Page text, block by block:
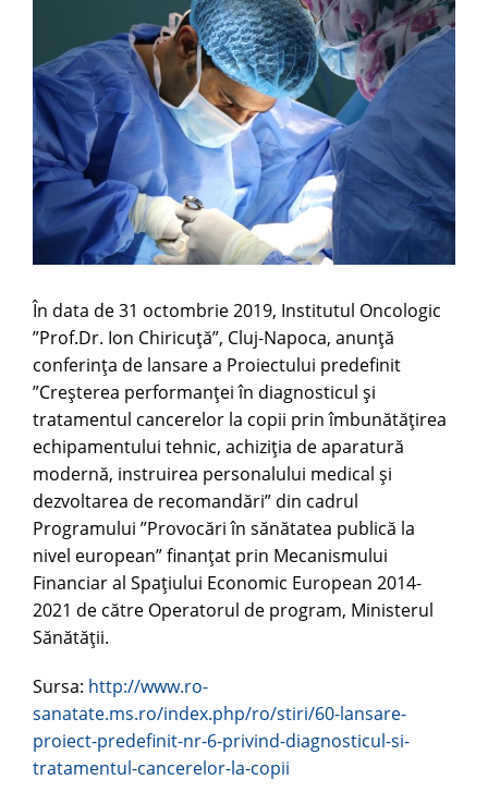
Image
În data de 31 octombrie 2019, Institutul Oncologic
”Prof.Dr. Ion Chiricuță”, Cluj-Napoca, anunță
conferința de lansare a Proiectului predefinit
”Creșterea performanței în diagnosticul și
tratamentul cancerelor la copii prin îmbunătățirea
echipamentului tehnic, achiziția de aparatură
modernă, instruirea personalului medical și
dezvoltarea de recomandări” din cadrul
Programului ”Provocări în sănătatea publică la
nivel european” finanțat prin Mecanismului
Financiar al Spațiului Economic European 2014-
2021 de către Operatorul de program, Ministerul
Sănătății.
Sursa: http://www.ro-
sanatate.ms.ro/index.php/ro/stiri/60-lansare-
proiect-predefinit-nr-6-privind-diagnosticul-si-
tratamentul-cancerelor-la-copii